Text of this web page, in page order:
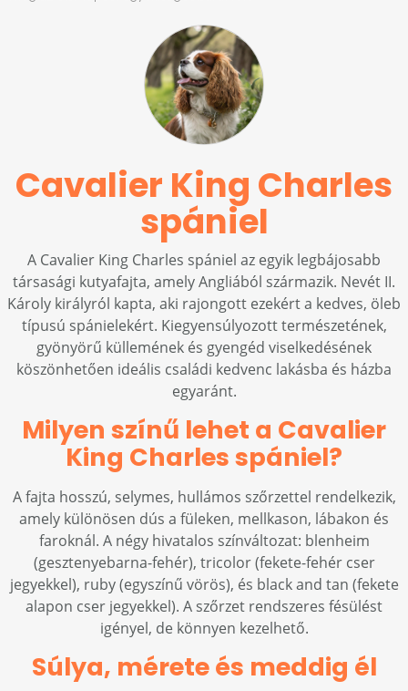
Cavalier King Charles
spániel
A Cavalier King Charles spániel az egyik legbájosabb
társasági kutyafajta, amely Angliából származik. Nevét II.
Károly királyról kapta, aki rajongott ezekért a kedves, öleb
típusú spánielekért. Kiegyensúlyozott természetének,
gyönyörű küllemének és gyengéd viselkedésének
köszönhetően ideális családi kedvenc lakásba és házba
egyaránt.
Milyen színű lehet a Cavalier
King Charles spániel?
A fajta hosszú, selymes, hullámos szőrzettel rendelkezik,
amely különösen dús a füleken, mellkason, lábakon és
faroknál. A négy hivatalos színváltozat: blenheim
(gesztenyebarna-fehér), tricolor (fekete-fehér cser
jegyekkel), ruby (egyszínű vörös), és black and tan (fekete
alapon cser jegyekkel). A szőrzet rendszeres fésülést
igényel, de könnyen kezelhető.
Súlya, mérete és meddig él